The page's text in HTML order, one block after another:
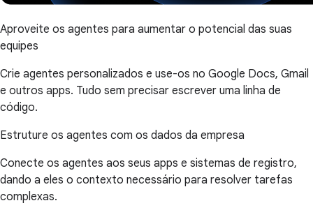
Aproveite os agentes para aumentar o potencial das suas
equipes
Crie agentes personalizados e use-os no Google Docs, Gmail
e outros apps. Tudo sem precisar escrever uma linha de
código.
Estruture os agentes com os dados da empresa
Conecte os agentes aos seus apps e sistemas de registro,
dando a eles o contexto necessário para resolver tarefas
complexas.